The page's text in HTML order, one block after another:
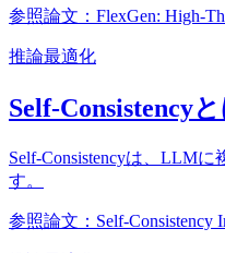
参照論文：FlexGen: High-
推論最適化
Self-Consistency
Self-Consistencyは、LLM
す。
参照論文：Self-Consistency